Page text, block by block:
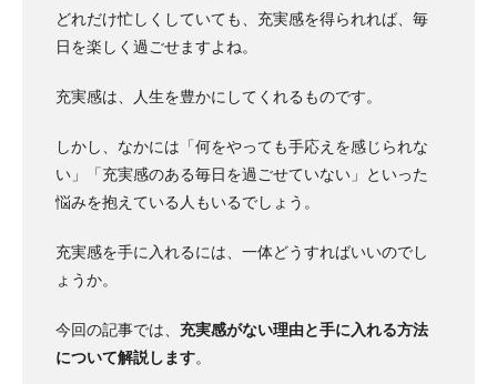
どれだけ忙しくしていても、充実感を得られれば、毎
日を楽しく過ごせますよね。
充実感は、人生を豊かにしてくれるものです。
しかし、なかには「何をやっても手応えを感じられな
い」「充実感のある毎日を過ごせていない」といった
悩みを抱えている人もいるでしょう。
充実感を手に入れるには、一体どうすればいいのでし
ょうか。
今回の記事では、 充実感がない理由と手に入れる方法
について解説します。